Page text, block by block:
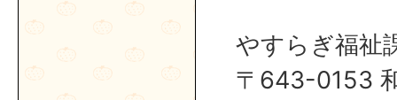
やすらぎ福祉
〒643-0153